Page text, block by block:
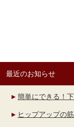
最近のお知らせ
簡単にできる！
ヒップアップの